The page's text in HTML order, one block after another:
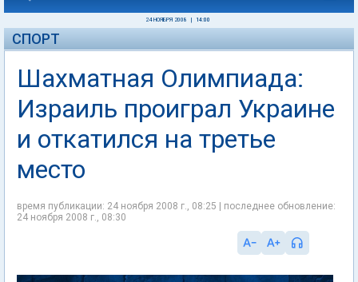
24 НОЯБРЯ 2008 14:00
СПОРТ
Шахматная Олимпиада:
Израиль проиграл Украине
и откатился на третье
место
время публикации: 24 ноября 2008 г., 08:25 | последнее обновление:
24 ноября 2008 г., 08:30